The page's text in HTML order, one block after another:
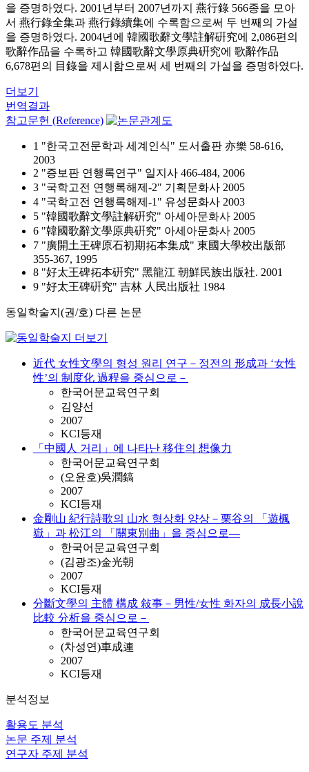
을 증명하였다. 2001년부터 2007년까지 燕行錄 566종을 모아
서 燕行錄全集과 燕行錄續集에 수록함으로써 두 번째의 가설
을 증명하였다. 2004년에 韓國歌辭文學註解硏究에 2,086편의
歌辭作品을 수록하고 韓國歌辭文學原典硏究에 歌辭作品
6,678편의 目錄을 제시함으로써 세 번째의 가설을 증명하였다.
더보기
번역결과
참고문헌 (Reference)
1 "한국고전문학과 세계인식" 도서출판 亦樂 58-616,
2003
2 "증보판 연행록연구" 일지사 466-484, 2006
3 "국학고전 연행록해제-2" 기획문화사 2005
4 "국학고전 연행록해제-1" 유성문화사 2003
5 "韓國歌辭文學註解硏究" 아세아문화사 2005
6 "韓國歌辭文學原典硏究" 아세아문화사 2005
7 "廣開土王碑原石初期拓本集成" 東國大學校出版部
355-367, 1995
8 "好太王碑拓本硏究" 黑龍江 朝鮮民族出版社. 2001
9 "好太王碑硏究" 吉林 人民出版社 1984
동일학술지(권/호) 다른 논문
近代 女性文學의 형성 원리 연구－정전의 形成과 ‘女性
性’의 制度化 過程을 중심으로－
한국어문교육연구회
김양선
2007
KCI등재
「中國人 거리」에 나타난 移住의 想像力
한국어문교육연구회
(오윤호)吳潤鎬
2007
KCI등재
金剛山 紀行詩歌의 山水 형상화 양상－栗谷의 「遊楓
嶽」과 松江의 「關東別曲」을 중심으로―
한국어문교육연구회
(김광조)金光朝
2007
KCI등재
分斷文學의 主體 構成 敍事－男性/女性 화자의 成長小說
比較 分析을 중심으로－
한국어문교육연구회
(차성연)車成連
2007
KCI등재
분석정보
활용도 분석
논문 주제 분석
연구자 주제 분석